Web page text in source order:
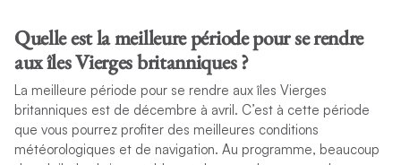
Quelle est la meilleure période pour se rendre
aux îles Vierges britanniques ?
La meilleure période pour se rendre aux îles Vierges
britanniques est de décembre à avril. C’est à cette période
que vous pourrez profiter des meilleures conditions
météorologiques et de navigation. Au programme, beaucoup